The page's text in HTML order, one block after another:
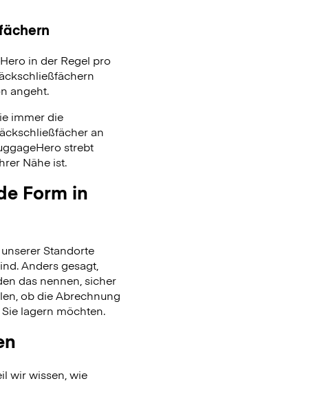
in der Regel pro
angeht.
immer die
an
strebt
Nähe ist.
Form in
Standorte
Anders gesagt,
das nennen, sicher
ob die Abrechnung
lagern möchten.
wir wissen, wie